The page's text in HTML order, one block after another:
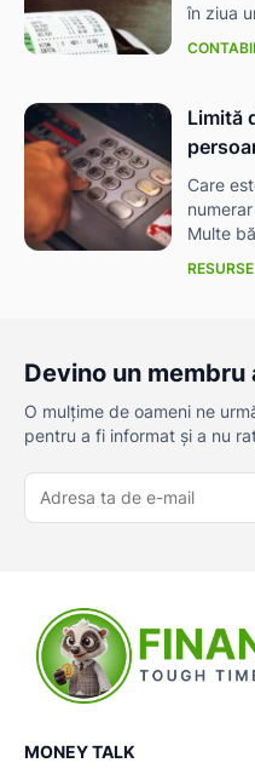
în ziua
Limită
Care
Multe
RESURSE
Devino un
O mulțime de oameni ne
pentru a fi informat și a nu
MONEY TALK